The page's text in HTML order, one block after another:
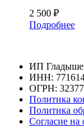
2 500 ₽
Подробнее
ИП
ИНН:
ОГРН:
Политика
Политика
Согласие на